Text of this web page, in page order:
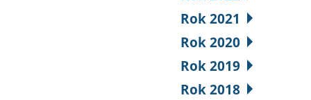
Rok 2021
Rok 2020
Rok 2019
Rok 2018